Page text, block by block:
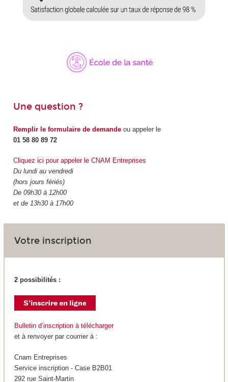
Une question ?
Remplir le formulaire de demandeou appeler le
01 58 80 89 72
Cliquez ici pour appeler le CNAM Entreprises
Du lundi au vendredi
(hors jours fériés)
De 09h30 à 12h00
et de 13h30 à 17h00
Votre inscription
2 possibilités :
Bulletin d’inscription à télécharger
et à renvoyer par courrier à :
Cnam Entreprises
Service inscription - Case B2B01
292 rue Saint-Martin